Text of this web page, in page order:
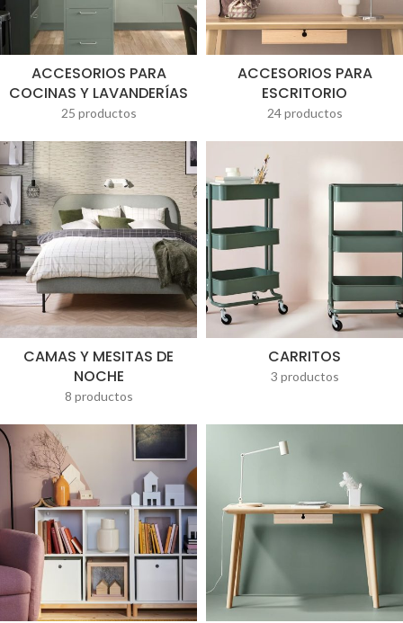
ACCESORIOS PARA
COCINAS Y LAVANDERÍAS
25 productos
ACCESORIOS PARA
ESCRITORIO
24 productos
CAMAS Y MESITAS DE
NOCHE
8 productos
CARRITOS
3 productos